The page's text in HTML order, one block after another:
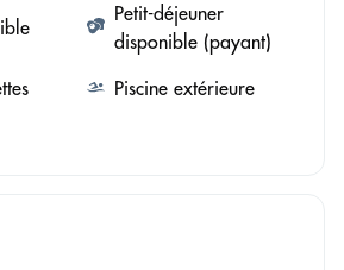
Petit-déjeuner
disponible (payant)
Piscine extérieure